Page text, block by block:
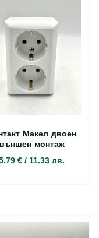
Макел двоен
външен монтаж
€ / 11.33 лв.